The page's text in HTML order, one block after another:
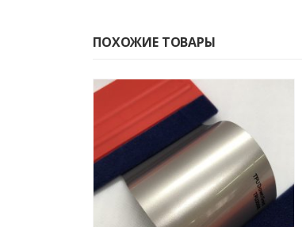
ПОХОЖИЕ ТОВАРЫ